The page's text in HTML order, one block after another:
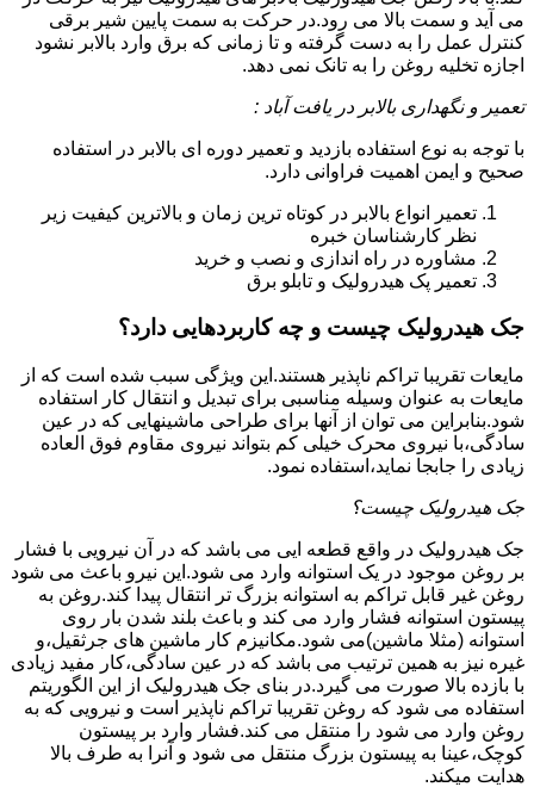
می آید و سمت بالا می رود.در حرکت به سمت پایین شیر برقی
کنترل عمل را به دست گرفته و تا زمانی که برق وارد بالابر نشود
اجازه تخلیه روغن را به تانک نمی دهد.
تعمیر و نگهداری بالابر در یافت آباد :
با توجه به نوع استفاده بازدید و تعمیر دوره ای بالابر در استفاده
صحیح و ایمن اهمیت فراوانی دارد.
تعمیر انواع بالابر در کوتاه ترین زمان و بالاترین کیفیت زیر
نظر کارشناسان خبره
مشاوره در راه اندازی و نصب و خرید
تعمیر پک هیدرولیک و تابلو برق
جک هیدرولیک چیست و چه کاربردهایی دارد؟
مایعات تقریبا تراکم ناپذیر هستند.این ویژگی سبب شده است که از
مایعات به عنوان وسیله مناسبی برای تبدیل و انتقال کار استفاده
شود.بنابراین می توان از آنها برای طراحی ماشینهایی که در عین
سادگی،با نیروی محرک خیلی کم بتواند نیروی مقاوم فوق العاده
زیادی را جابجا نماید،استفاده نمود.
جک هیدرولیک چیست؟
جک هیدرولیک در واقع قطعه ایی می باشد که در آن نیرویی با فشار
بر روغن موجود در یک استوانه وارد می شود.این نیرو باعث می شود
روغن غیر قابل تراکم به استوانه بزرگ تر انتقال پیدا کند.روغن به
پیستون استوانه فشار وارد می کند و باعث بلند شدن بار روی
استوانه (مثلا ماشین)می شود.مکانیزم کار ماشین های جرثقیل،و
غیره نیز به همین ترتیب می باشد که در عین سادگی،کار مفید زیادی
با بازده بالا صورت می گیرد.در بنای جک هیدرولیک از این الگوریتم
استفاده می شود که روغن تقریبا تراکم ناپذیر است و نیرویی که به
روغن وارد می شود را منتقل می کند.فشار وارد بر پیستون
کوچک،عینا به پیستون بزرگ منتقل می شود و آنرا به طرف بالا
هدایت میکند.